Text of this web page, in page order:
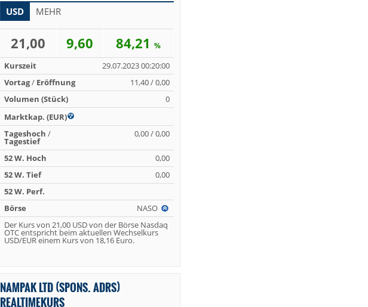
USD MEHR
21,00 9,60 84,21 %
Kurszeit
29.07.2023 00:20:00
Vortag/ Eröffnung
11,40 / 0,00
Volumen (Stück)
0
Marktkap. (EUR)
Tageshoch /
Tagestief
0,00 / 0,00
52 W. Hoch
0,00
52 W. Tief
0,00
52 W. Perf.
Börse
NASO
Der Kurs von 21,00 USD von der Börse Nasdaq
OTC entspricht beim aktuellen Wechselkurs
USD/EUR einem Kurs von 18,16 Euro.
NAMPAK LTD (SPONS. ADRS)
REALTIMEKURS